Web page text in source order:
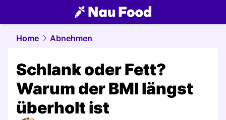
food.NAU.ch
Home Abnehmen
Schlank oder Fett?
Warum der BMI längst
überholt ist